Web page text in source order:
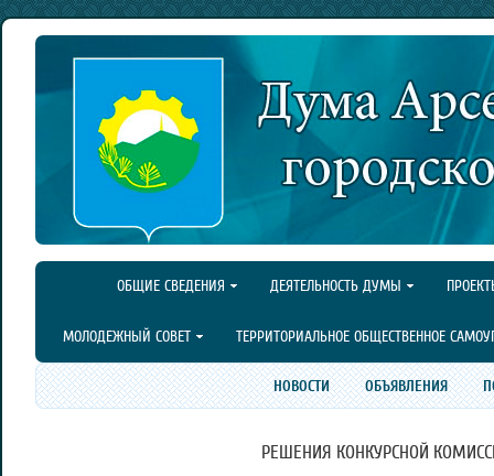
ОБЩИЕ СВЕДЕНИЯ ДЕЯТЕЛЬНОСТЬ ДУМЫ
МОЛОДЕЖНЫЙ СОВЕТ ТЕРРИТОРИАЛЬНОЕ ОБЩЕСТВЕННОЕ
НОВОСТИ ОБЪЯВЛЕНИЯ
РЕШЕНИЯ КОНКУРСНОЙ